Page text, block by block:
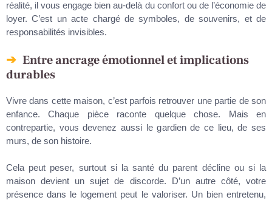
réalité, il vous engage bien au-delà du confort ou de l’économie de
loyer. C’est un acte chargé de symboles, de souvenirs, et de
responsabilités invisibles.
Entre ancrage émotionnel et implications
durables
Vivre dans cette maison, c’est parfois retrouver une partie de son
enfance. Chaque pièce raconte quelque chose. Mais en
contrepartie, vous devenez aussi le gardien de ce lieu, de ses
murs, de son histoire.
Cela peut peser, surtout si la santé du parent décline ou si la
maison devient un sujet de discorde. D’un autre côté, votre
présence dans le logement peut le valoriser. Un bien entretenu,